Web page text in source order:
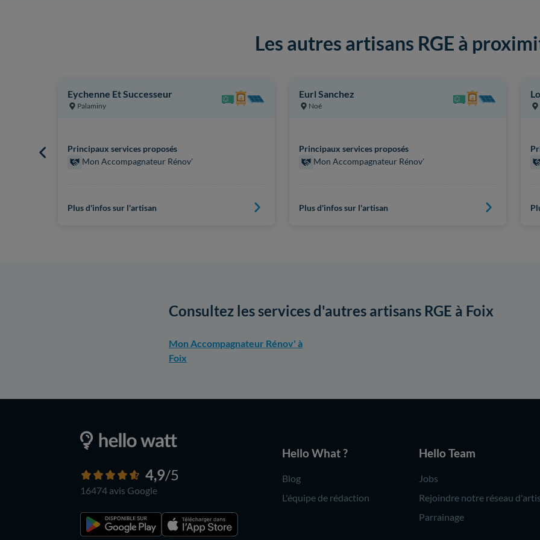
Les autres artisans RGE à
Eychenne Et Successeur
Palaminy
Principaux services proposés
Mon Accompagnateur Rénov'
Plus d'infos sur l'artisan
Eurl Sanchez
Noé
Principaux services proposés
Mon Accompagnateur Rénov'
Plus d'infos sur l'artisan
Consultez les services d'autres artisans RGE à Foix
Mon Accompagnateur Rénov' à
Foix
4,9/5
16474 avis Google
Hello What ?
Blog
L'équipe de rédaction
Hello Team
Jobs
Rejoindre notre réseau
Parrainage